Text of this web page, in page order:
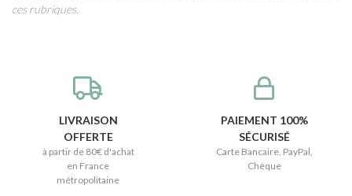
ces rubriques.
LIVRAISON
OFFERTE
à partir de 80€ d'achat
en France
métropolitaine
PAIEMENT 100%
SÉCURISÉ
Carte Bancaire, PayPal,
Chèque